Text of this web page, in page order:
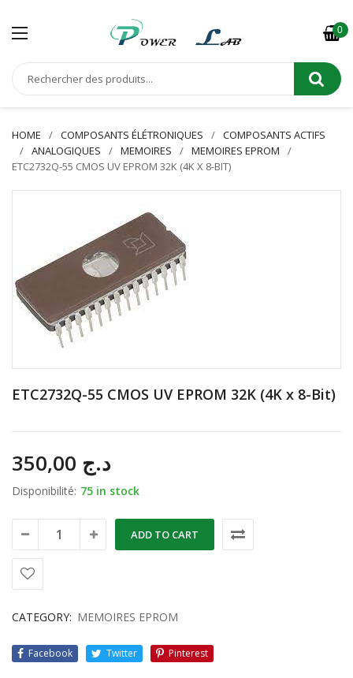
0
HOME COMPOSANTS ÉLÉTRONIQUES
COMPOSANTS ACTIFS
ANALOGIQUES
MEMOIRES
MEMOIRES EPROM
ETC2732Q-55 CMOS UV EPROM 32K (4K X 8-BIT)
ETC2732Q-55 CMOS UV EPROM 32K (4K x 8-Bit)
د.ج
Disponibilité: 75 in stock
ADD TO CART
CATEGORY: MEMOIRES EPROM
Facebook Twitter Pinterest